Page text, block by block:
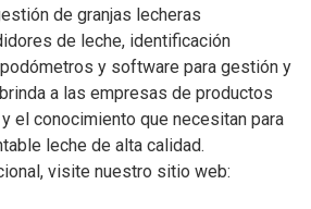
de granjas lecheras
de leche, identificación
y software para gestión y
a las empresas de productos
el conocimiento que necesitan para
leche de alta calidad.
visite nuestro sitio web: